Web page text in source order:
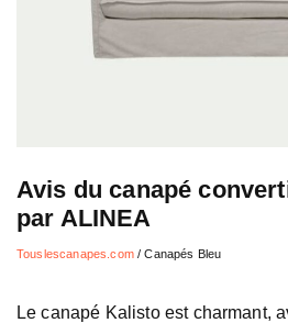
Avis du canapé
par ALINEA
Touslescanapes.com/Canapés Bleu
Le canapé Kalisto est charmant,